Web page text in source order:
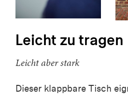
Leicht zu tragen
Leicht aber stark
Dieser klappbare Tisch